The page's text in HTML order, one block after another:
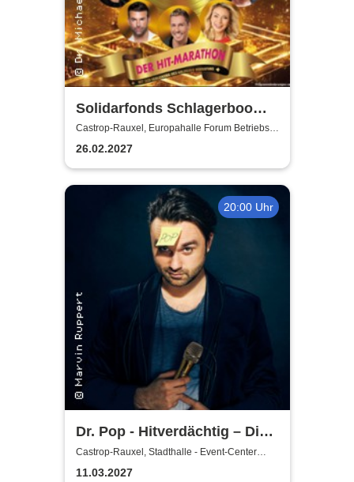
Solidarfonds Schlagerboom
2027
Castrop-Rauxel, Europahalle Forum Betriebs-
GmbH
26.02.2027
20:00 Uhr
Dr. Pop - Hitverdächtig – Die
Musik-Comedy-Stand-up-
Show! - (ständig aktualisiert)
Castrop-Rauxel, Stadthalle - Event-Center
Castrop-Rauxel
11.03.2027